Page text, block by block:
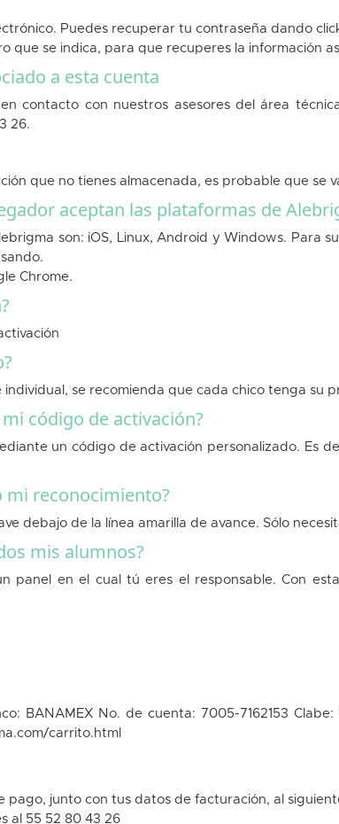
Puedes recuperar tu contraseña dando
que se indica, para que recuperes la información
a esta cuenta
contacto con nuestros asesores del área
26.
que no tienes almacenada, es probable que se
aceptan las plataformas de
son: iOS, Linux, Android y Windows. Para
Chrome.
se recomienda que cada chico tenga su
código de activación?
un código de activación personalizado. Es
mi reconocimiento?
debajo de la línea amarilla de avance. Sólo
mis alumnos?
panel en el cual tú eres el responsable. Con
BANAMEX No. de cuenta: 7005-7162153
carrito.html
junto con tus datos de facturación, al
al 55 52 80 43 26